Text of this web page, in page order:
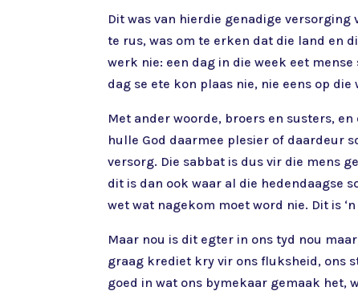
Dit was van hierdie genadige versorging
te rus, was om te erken dat die land en
werk nie: een dag in die week eet
dag se ete kon plaas nie, nie eens op die
Met ander woorde, broers en susters,
hulle God daarmee plesier of daardeur
versorg. Die sabbat is dus vir die mens
dit is dan ook waar al die hedendaagse
wet wat nagekom moet word nie. Dit is
Maar nou is dit egter in ons tyd nou
graag krediet kry vir ons fluksheid, ons
goed in wat ons bymekaar gemaak het,